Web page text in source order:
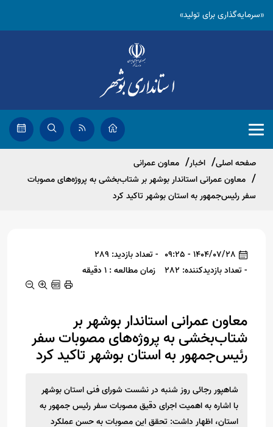
«سرمایه‌گذاری برای تولید»
صفحه اصلی اخبار
معاون عمرانی
معاون عمرانی استاندار بوشهر بر شتاب‌بخشی به پروژه‌های مصوبات
سفر رئیس‌جمهور به استان بوشهر تاکید کرد
1404/07/28 - 09:25
- تعداد بازدید: 289
- تعداد بازدیدکننده: 282
زمان مطالعه : 1 دقیقه
معاون عمرانی استاندار بوشهر بر
شتاب‌بخشی به پروژه‌های مصوبات سفر
رئیس‌جمهور به استان بوشهر تاکید کرد
شاهپور رجائی روز شنبه در نشست شورای فنی استان بوشهر
با اشاره به اهمیت اجرای دقیق مصوبات سفر رئیس جمهور به
استان، اظهار داشت: تحقق این مصوبات به حسن عملکرد